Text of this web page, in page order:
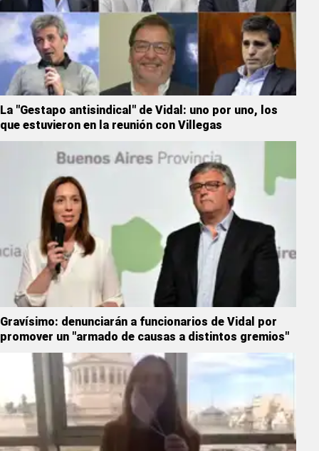
La "Gestapo antisindical" de Vidal: uno por uno, los
que estuvieron en la reunión con Villegas
Gravísimo: denunciarán a funcionarios de Vidal por
promover un "armado de causas a distintos gremios"